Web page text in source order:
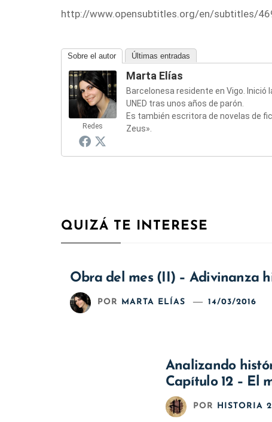
http://www.opensubtitles.org/en/subtitles/
Sobre el autor Últimas entradas
Redes
Marta Elías
Barcelonesa residente en Vigo. Inició
UNED tras unos años de parón.
Es también escritora de novelas de
Zeus».
QUIZÁ TE INTERESE
Obra del mes (II) – Adivinanza
POR MARTA ELÍAS 14/03/2016
Analizando
Capítulo 12 – El
POR HISTORIA